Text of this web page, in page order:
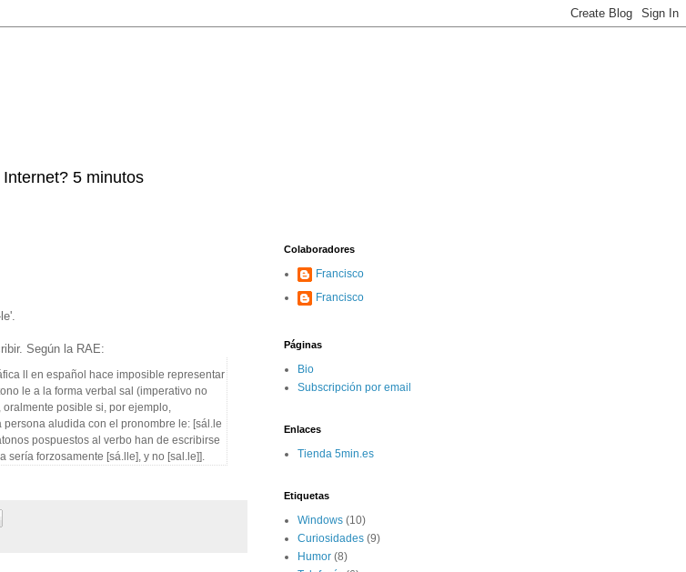
5 minutos
Según la RAE:
ll en español hace imposible representar
le a la forma verbal sal (imperativo no
posible si, por ejemplo,
aludida con el pronombre le: [sál.le
pospuestos al verbo han de escribirse
forzosamente [sá.lle], y no [sal.le]].
Colaboradores
Francisco
Francisco
Páginas
Bio
Subscripción por email
Enlaces
Tienda 5min.es
Etiquetas
Windows (10)
Curiosidades (9)
Humor (8)